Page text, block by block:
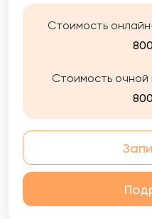
Стоимость
Стоимость очной